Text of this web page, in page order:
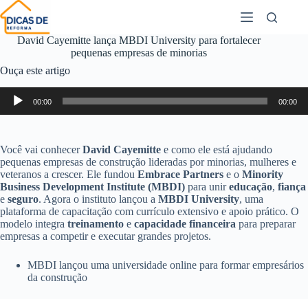
David Cayemitte lança MBDI University para fortalecer
pequenas empresas de minorias
Ouça este artigo
Tocador
áudio
00:00 00:00
Você vai conhecerDavid Cayemitte e como ele está ajudando
pequenas empresas de construção lideradas por minorias, mulheres e
veteranos a crescer. Ele fundou Embrace Partners e o Minority
Business Development Institute (MBDI) para unireducação, fiança
e seguro. Agora o instituto lançou a MBDI University, uma
plataforma de capacitação com currículo extensivo e apoio prático. O
modelo integra treinamento e capacidade financeira para preparar
empresas a competir e executar grandes projetos.
MBDI lançou uma universidade online para formar empresários
da construção